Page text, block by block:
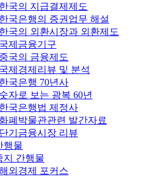
한국의 지급결제제도
한국은행의 증권업무 해설
한국의 외환시장과 외환제도
국제금융기구
중국의 금융제도
국제경제리뷰 및 분석
한국은행 70년사
숫자로 보는 광복 60년
한국은행법 제정사
화폐박물관관련 발간자료
단기금융시장 리뷰
행물
지 간행물
외경제 포커스